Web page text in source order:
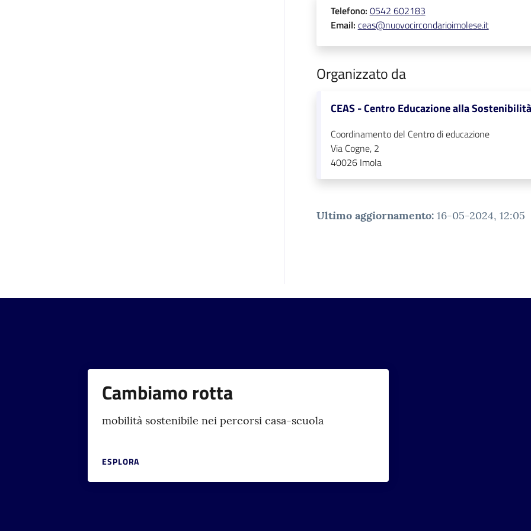
Telefono: 0542 602183
Email: ceas@nuovocircondarioimolese.it
Organizzato da
CEAS - Centro Educazione alla
Coordinamento del Centro di educazione
Via Cogne, 2
40026 Imola
Ultimo aggiornamento: 16-05-2024, 12:05
Cambiamo rotta
mobilità sostenibile nei percorsi casa-scuola
ESPLORA